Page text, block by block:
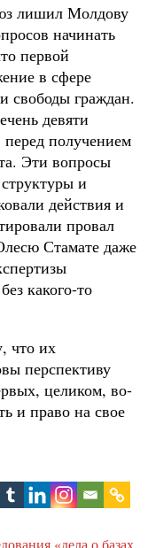
лишил Молдову
начинать
первой
в сфере
свободы граждан.
девяти
получением
Эти вопросы
и
действия и
провал
Стамате даже
какого-то
что их
перспективу
целиком, во-
и право на свое
«дела о базах